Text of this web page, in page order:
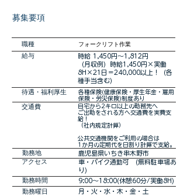
募集要項
職種
フォークリフト作業
時給 1,450円～1,812円
（月収例）時給1,450円×実働
8H×21日＝240,000以上！（各
種手当含む）
​給与
​待遇・福利厚生
各種保険(健康保険・厚生年金・雇用
保険・労災保険)制度あり
交通費
自宅から2キロ以上の勤務先へ
ご出勤をされる方へ交通費を実費支
給！
（社内規定計算）
公共交通機関をご利用の場合は
1か月の定期代を日割り計算で支給。
勤務地 鹿児島県いちき串木野市
アクセス
車・バイク通勤可 (無料駐車場あ
り)
9:00～18:00(休憩60分/実働8H)
勤務時間
勤務曜日
月・火・水・木・金・土